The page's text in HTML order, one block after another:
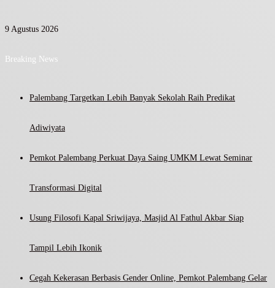
9 Agustus 2026
Breaking News
Palembang Targetkan Lebih Banyak Sekolah Raih Predikat
Adiwiyata
Pemkot Palembang Perkuat Daya Saing UMKM Lewat Seminar
Transformasi Digital
Usung Filosofi Kapal Sriwijaya, Masjid Al Fathul Akbar Siap
Tampil Lebih Ikonik
Cegah Kekerasan Berbasis Gender Online, Pemkot Palembang Gelar